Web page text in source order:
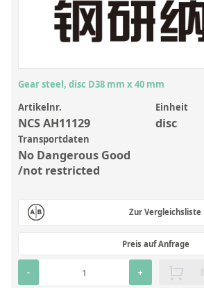
Laborbedarf und Verbrauchsmaterialien
Sonstige Standards
Custom-Made
Übersicht: Kundenspezifische Standards
Anorganische wässrige Kundenmischungen
Organische Analyten | Rückstandsanalytik
Metallstandards | Setting Up Samples (SUS)
Kundenspezifische Polymerstandards
Pharmazeutische und organische
Gear steel, disc D38 mm x 40 mm
Artikelnr.
NCS AH11129
Einheit
disc
Transportdaten
No Dangerous Good
/not restricted
Zur Vergleichsliste
Preis auf Anfrage
- +